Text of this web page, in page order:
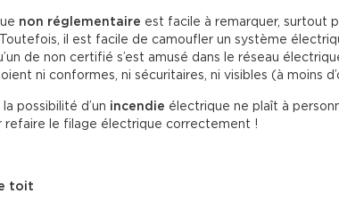
non réglementaire est facile à remarquer, surtout
il est facile de camoufler un système
de non certifié s’est amusé dans le réseau
ni conformes, ni sécuritaires, ni visibles (à moins
possibilité d’un incendie électrique ne plaît à
refaire le filage électrique correctement !
toit